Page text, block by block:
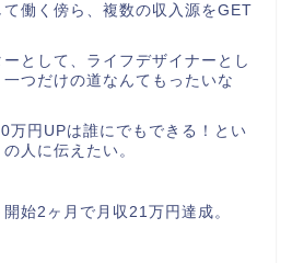
働く傍ら、複数の収入源をGET
として、ライフデザイナーとし
つだけの道なんてもったいな
万円UPは誰にでもできる！とい
人に伝えたい。
始2ヶ月で月収21万円達成。